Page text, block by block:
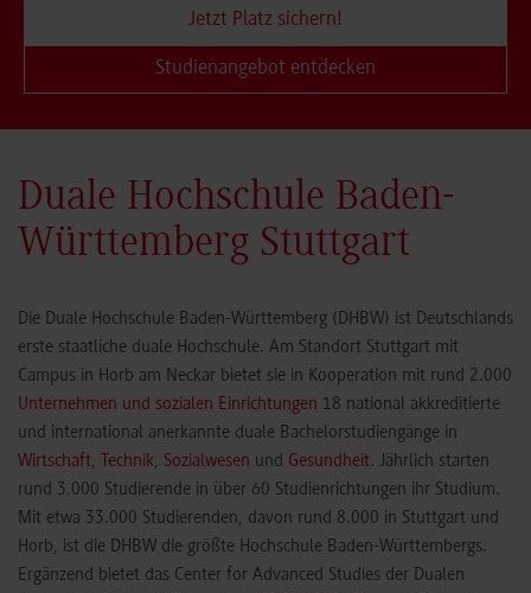
Jetzt Platz sichern!
Studienangebot entdecken
Duale Hochschule Baden-
Württemberg Stuttgart
Die Duale Hochschule Baden-Württemberg (DHBW) ist Deutschlands
erste staatliche duale Hochschule. Am Standort Stuttgart mit
Campus in Horb am Neckar bietet sie in Kooperation mit rund 2.000
Unternehmen und sozialen Einrichtungen 18 national akkreditierte
und international anerkannte duale Bachelorstudiengänge in
Wirtschaft, Technik, Sozialwesen und Gesundheit. Jährlich starten
rund 3.000 Studierende in über 60 Studienrichtungen ihr Studium.
Mit etwa 33.000 Studierenden, davon rund 8.000 in Stuttgart und
Horb, ist die DHBW die größte Hochschule Baden-Württembergs.
Ergänzend bietet das Center for Advanced Studies der Dualen